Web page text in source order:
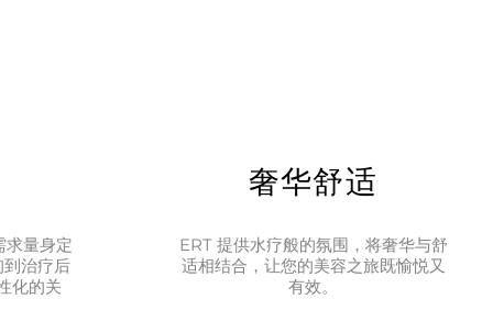
求量身定
治疗后
化的关
奢华舒适
ERT 提供水疗般的氛围，将奢华与舒
适相结合，让您的美容之旅既愉悦又
有效。